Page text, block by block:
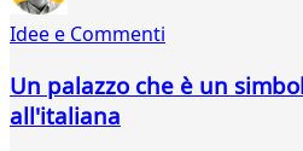
Idee e Commenti
Un palazzo che è un
all'italiana